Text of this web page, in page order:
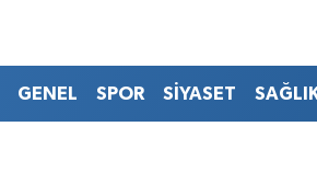
GENEL SPOR SİYASET